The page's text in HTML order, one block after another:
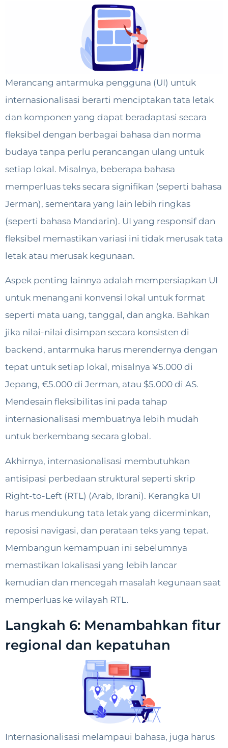
Merancang antarmuka pengguna (UI) untuk
internasionalisasi berarti menciptakan tata letak
dan komponen yang dapat beradaptasi secara
fleksibel dengan berbagai bahasa dan norma
budaya tanpa perlu perancangan ulang untuk
setiap lokal. Misalnya, beberapa bahasa
memperluas teks secara signifikan (seperti bahasa
Jerman), sementara yang lain lebih ringkas
(seperti bahasa Mandarin). UI yang responsif dan
fleksibel memastikan variasi ini tidak merusak tata
letak atau merusak kegunaan.
Aspek penting lainnya adalah mempersiapkan UI
untuk menangani konvensi lokal untuk format
seperti mata uang, tanggal, dan angka. Bahkan
jika nilai-nilai disimpan secara konsisten di
backend, antarmuka harus merendernya dengan
tepat untuk setiap lokal, misalnya ¥5.000 di
Jepang, €5.000 di Jerman, atau $5.000 di AS.
Mendesain fleksibilitas ini pada tahap
internasionalisasi membuatnya lebih mudah
untuk berkembang secara global.
Akhirnya, internasionalisasi membutuhkan
antisipasi perbedaan struktural seperti skrip
Right-to-Left (RTL) (Arab, Ibrani). Kerangka UI
harus mendukung tata letak yang dicerminkan,
reposisi navigasi, dan perataan teks yang tepat.
Membangun kemampuan ini sebelumnya
memastikan lokalisasi yang lebih lancar
kemudian dan mencegah masalah kegunaan saat
memperluas ke wilayah RTL.
Langkah 6: Menambahkan fitur
regional dan kepatuhan
Internasionalisasi melampaui bahasa, juga harus